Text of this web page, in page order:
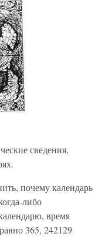
сведения,
почему календарь
либо
время
365, 242129